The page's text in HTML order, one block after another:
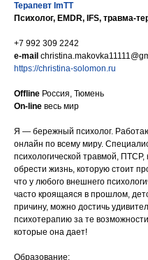
Терапевт ImTT
Психолог, EMDR, IFS, травма-
‪+7 992 309 2242
e-mail
https://christina-solomon.ru
Offline Россия, Тюмень
On-line весь мир
Я — бережный психолог.
онлайн по всему миру.
психологической травмой,
обрести жизнь, которую стоит
что у любого внешнего
часто кроящаяся в прошлом,
причину, можно достичь
психотерапию за те
которые она дает!
Образование: